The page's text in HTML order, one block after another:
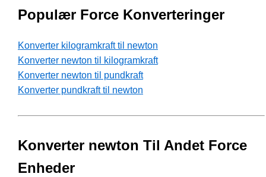
Populær Force Konverteringer
Konverter kilogramkraft til newton
Konverter newton til kilogramkraft
Konverter newton til pundkraft
Konverter pundkraft til newton
Konverter newton Til Andet Force
Enheder